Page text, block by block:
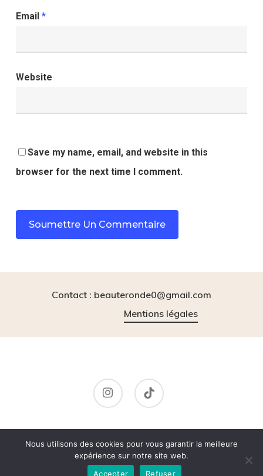
Email *
Website
Save my name, email, and website in this
browser for the next time I comment.
Contact : beauteronde0@gmail.com
Mentions légales
instagram tiktok
© 2026 BeauteRonde.
Nous utilisons des cookies pour vous garantir la meilleure
expérience sur notre site web.
Accepter
Refuser